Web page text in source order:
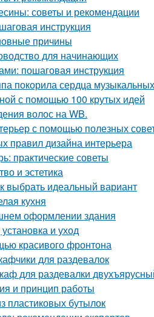
советы и рекомендации
инструкция
причины
для начинающих
пошаговая инструкция
покорила сердца
с помощью 100 крутых идей
волос на WB.
с помощью полезных
правил дизайна интерьера
практические советы
и эстетика
выбрать идеальный вариант
кухня
оформлении здания
и уход
красивого фронтона
для раздевалок
для раздевалки
и принцип работы
пластиковых бутылок